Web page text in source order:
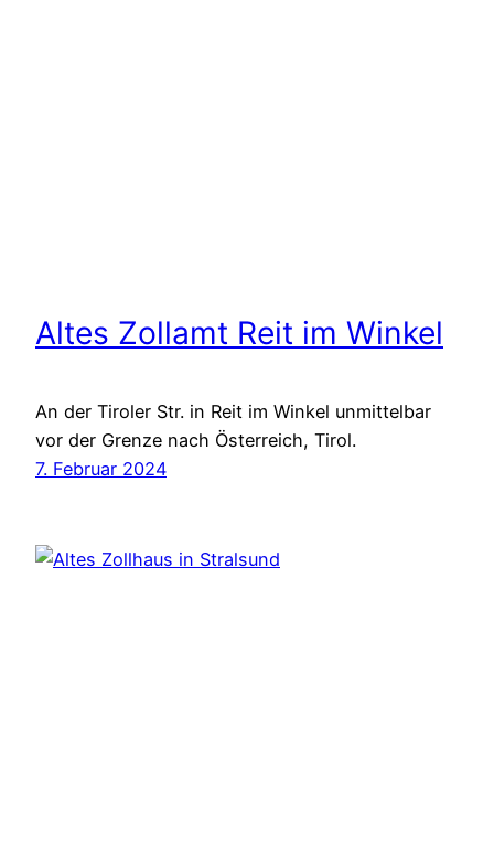
Altes Zollamt Reit im Winkel
An der Tiroler Str. in Reit im Winkel unmittelbar
vor der Grenze nach Österreich, Tirol.
7. Februar 2024